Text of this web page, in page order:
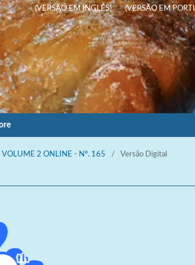
(VERSÃO EM INGLÊS) (VERSÃO EM
2 ONLINE - Nº. 165 / Versão Digital